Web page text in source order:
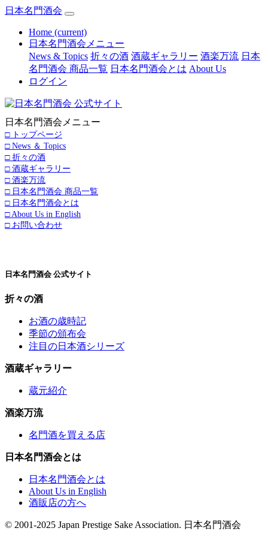
日本名門酒会
Home (current)
日本名門酒会メニュー
News & Topics 折々の酒 酒蔵ギャラリー 酒楽万流 日本
名門酒会 商品一覧 日本名門酒会とは About Us
ログイン
日本名門酒会メニュー
□ トップページ
□ News ＆ Topics
□ 折々の酒
□ 酒蔵ギャラリー
□ 酒楽万流
□ 日本名門酒会 商品一覧
□ 日本名門酒会とは
□ About Us in English
□ お問い合わせ
日本名門酒会 公式サイト
折々の酒
お酒の歳時記
季節の頒布会
注目の日本酒シリーズ
酒蔵ギャラリー
蔵元紹介
酒楽万流
名門酒を買える店
日本名門酒会とは
日本名門酒会とは
About Us in English
酒販店の方へ
© 2001-2025 Japan Prestige Sake Association. 日本名門酒会